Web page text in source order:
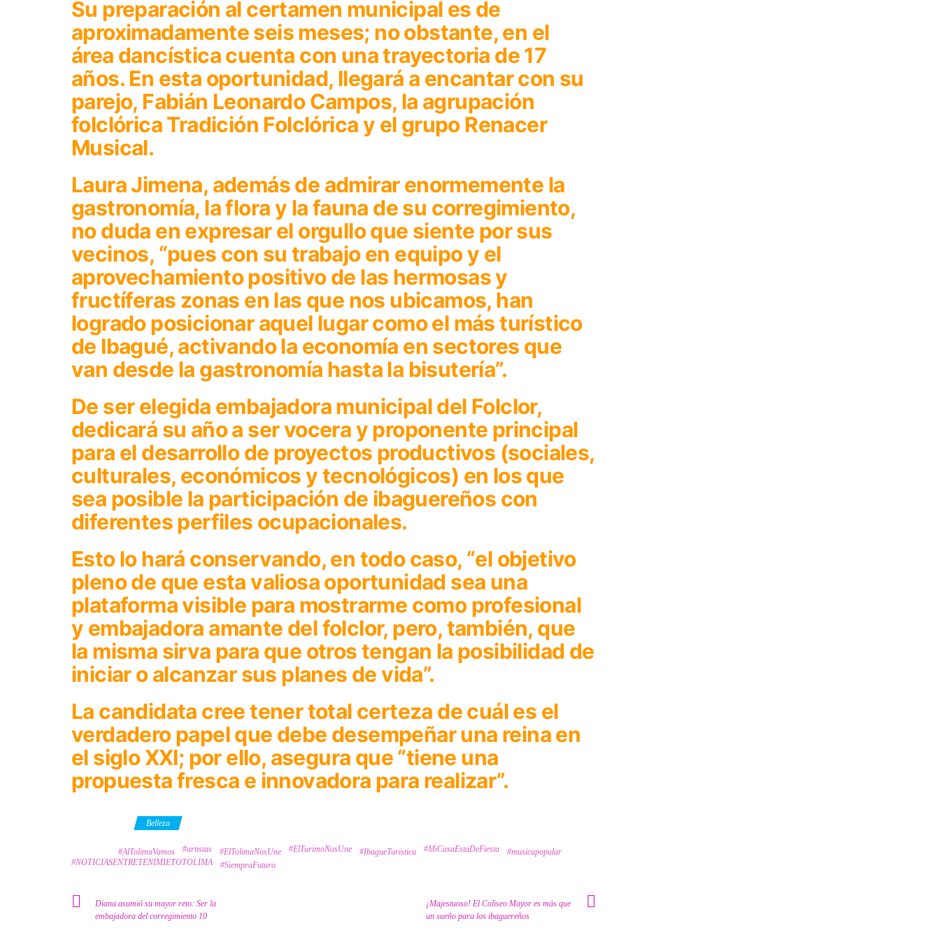
Su preparación al certamen municipal es de
aproximadamente seis meses; no obstante, en el
área dancística cuenta con una trayectoria de 17
años. En esta oportunidad, llegará a encantar con su
parejo, Fabián Leonardo Campos, la agrupación
folclórica Tradición Folclórica y el grupo Renacer
Musical.
Laura Jimena, además de admirar enormemente la
gastronomía, la flora y la fauna de su corregimiento,
no duda en expresar el orgullo que siente por sus
vecinos, “pues con su trabajo en equipo y el
aprovechamiento positivo de las hermosas y
fructíferas zonas en las que nos ubicamos, han
logrado posicionar aquel lugar como el más turístico
de Ibagué, activando la economía en sectores que
van desde la gastronomía hasta la bisutería”.
De ser elegida embajadora municipal del Folclor,
dedicará su año a ser vocera y proponente principal
para el desarrollo de proyectos productivos (sociales,
culturales, económicos y tecnológicos) en los que
sea posible la participación de ibaguereños con
diferentes perfiles ocupacionales.
Esto lo hará conservando, en todo caso, “el objetivo
pleno de que esta valiosa oportunidad sea una
plataforma visible para mostrarme como profesional
y embajadora amante del folclor, pero, también, que
la misma sirva para que otros tengan la posibilidad de
iniciar o alcanzar sus planes de vida”.
La candidata cree tener total certeza de cuál es el
verdadero papel que debe desempeñar una reina en
el siglo XXI; por ello, asegura que “tiene una
propuesta fresca e innovadora para realizar”.
Belleza
#AlTolimaVamos #artistas #ElTolimaNosUne #ElTurimoNosUne #IbagueTuristica #MiCasaEstaDeFiesta
#musicapopular
#NOTICIASENTRETENIMIETOTOLIMA
#SiempraFuturo
Diana asumió su mayor reto: Ser la
embajadora del corregimiento 10
¡Majestuoso! El Coliseo Mayor es más que
un sueño para los ibaguereños